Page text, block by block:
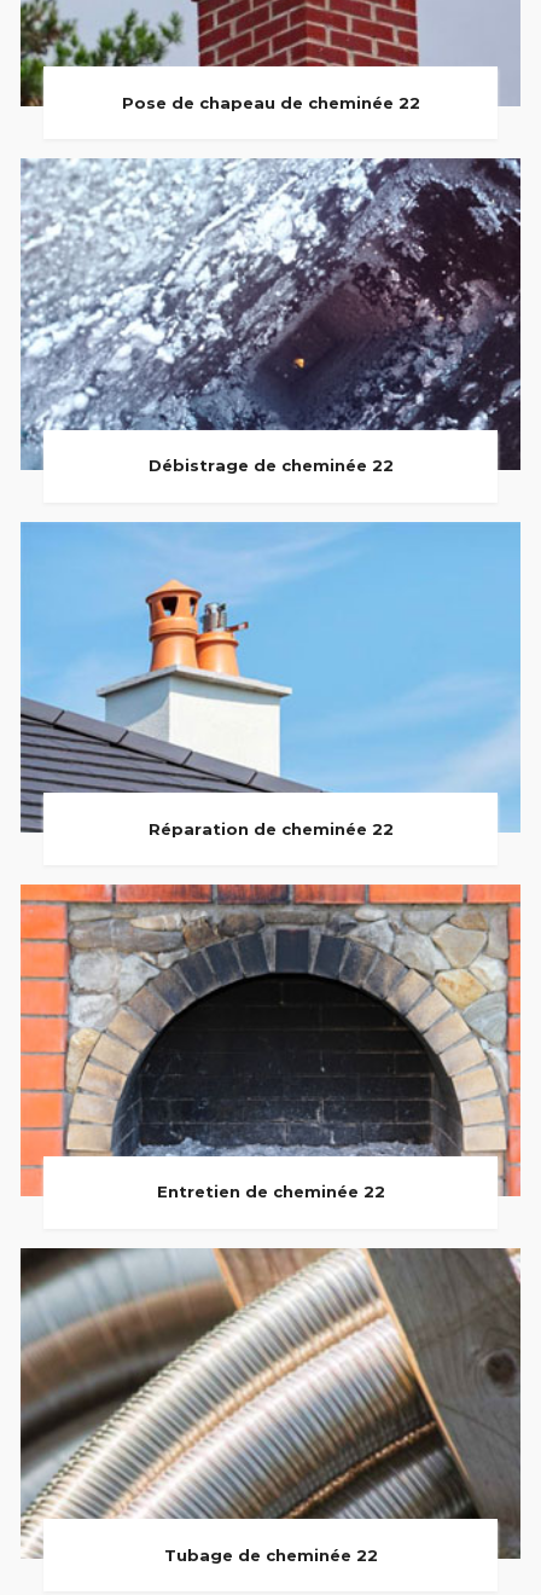
Pose de chapeau de cheminée 22
Débistrage de cheminée 22
Réparation de cheminée 22
Entretien de cheminée 22
Tubage de cheminée 22